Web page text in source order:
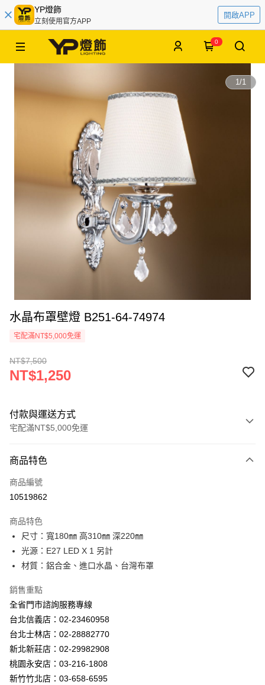
YP燈飾
立刻使用官方APP
開啟APP
0
1/1
水晶布罩壁燈 B251-64-74974
宅配滿NT$5,000免運
NT$7,500
NT$1,250
付款與運送方式
宅配滿NT$5,000免運
信用卡一次付款
LINE Pay
街口支付
悠遊付
全盈+PAY
AFTEE先享後付
相關說明
【關於「AFTEE先享後付」】
AFTEE先享後付是「在收到商品之後才付款」的支付方式。 讓您購物簡單
便利好安心！
１．簡單：不需註冊會員、不需綁卡、不需儲值。
商品特色
商品編號
10519862
商品特色
尺寸：寬180㎜ 高310㎜ 深220㎜
光源：E27 LED X 1 另計
材質：鋁合金、進口水晶、台灣布罩
銷售重點
全省門市諮詢服務專線
台北信義店：02-23460958
台北士林店：02-28882770
新北新莊店：02-29982908
桃園永安店：03-216-1808
新竹竹北店：03-658-6595